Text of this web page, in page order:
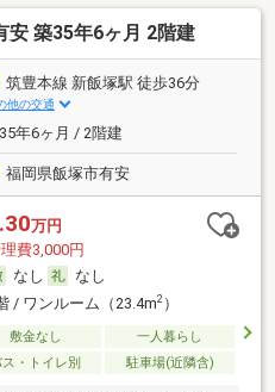
安 築35年6ヶ月 2階建
筑豊本線 新飯塚駅 徒歩36分
他の交通
年6ヶ月 / 2階建
福岡県飯塚市有安
万円
費3,000円
なし
なし
/ ワンルーム（23.4m2）
敷金なし
一人暮らし
ス・トイレ別 駐車場(近隣含)